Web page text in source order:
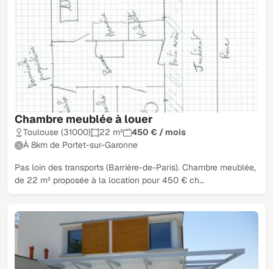
Chambre meublée à louer
Toulouse (31000) 22 m²
450 € / mois
À 8km de Portet-sur-Garonne
Pas loin des transports (Barrière-de-Paris). Chambre meublée,
de 22 m² proposée à la location pour 450 € ch…